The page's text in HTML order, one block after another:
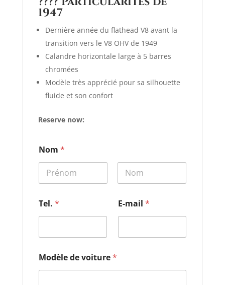
1947
Dernière année du flathead V8 avant la
transition vers le V8 OHV de 1949
Calandre horizontale large à 5 barres
chromées
Modèle très apprécié pour sa silhouette
fluide et son confort
Reserve now:
Nom *
e
M
s
a
g
e
Tel. * E-mail *
Modèle de voiture*